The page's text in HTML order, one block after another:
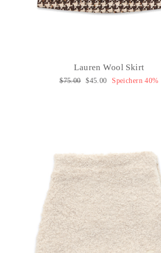
Lauren Wool Skirt
Normaler
$75.00 Sonderpreis
$45.00 Speichern 40%